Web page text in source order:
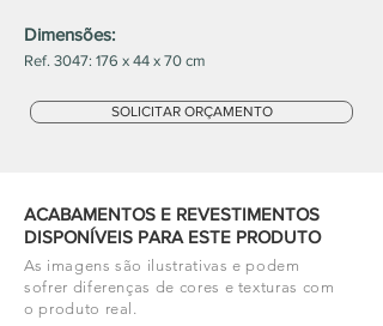
Dimensões:
Ref. 3047: 176 x 44 x 70 cm
SOLICITAR ORÇAMENTO
ACABAMENTOS E REVESTIMENTOS
DISPONÍVEIS PARA ESTE PRODUTO
As imagens são ilustrativas e podem
sofrer diferenças de cores e texturas com
o produto real.